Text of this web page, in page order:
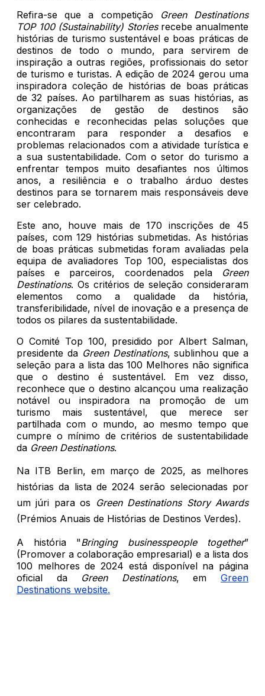
Refira-se que a competição
Green Destinations
TOP 100 (Sustainability) Storiesrecebe anualmente
histórias de turismo sustentável e boas práticas de
destinos de todo o mundo, para servirem de
inspiração a outras regiões, profissionais do setor
de turismo e turistas. A edição de 2024 gerou uma
inspiradora coleção de histórias de boas práticas
de 32 países. Ao partilharem as suas histórias, as
organizações de gestão de destinos são
conhecidas e reconhecidas pelas soluções que
encontraram para responder a desafios e
problemas relacionados com a atividade turística e
a sua sustentabilidade. Com o setor do turismo a
enfrentar tempos muito desafiantes nos últimos
anos, a resiliência e o trabalho árduo destes
destinos para se tornarem mais responsáveis deve
ser celebrado.
Este ano, houve mais de 170 inscrições de 45
países, com 129 histórias submetidas. As histórias
de boas práticas submetidas foram avaliadas pela
equipa de avaliadores Top 100, especialistas dos
países e parceiros, coordenados pela Green
Destinations. Os critérios de seleção consideraram
elementos como a qualidade da história,
transferibilidade, nível de inovação e a presença de
todos os pilares da sustentabilidade.
O Comité Top 100, presidido por Albert Salman,
presidente da Green Destinations, sublinhou que a
seleção para a lista das 100 Melhores não significa
que o destino é sustentável. Em vez disso,
reconhece que o destino alcançou uma realização
notável ou inspiradora na promoção de um
turismo mais sustentável, que merece ser
partilhada com o mundo, ao mesmo tempo que
cumpre o mínimo de critérios de sustentabilidade
da Green Destinations.
Na ITB Berlin, em março de 2025, as melhores
histórias da lista de 2024 serão selecionadas por
um júri para os Green Destinations Story Awards
(Prémios Anuais de Histórias de Destinos Verdes).
A história "Bringing businesspeople together”
(Promover a colaboração empresarial) e a lista dos
100 melhores de 2024 está disponível na página
oficial da Green Destinations, emGreen
Destinations website.